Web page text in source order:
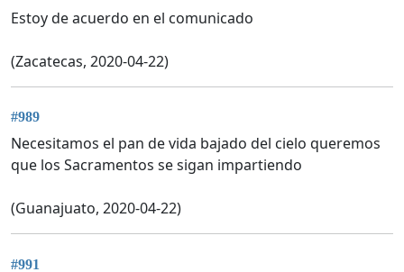
Estoy de acuerdo en el comunicado
(Zacatecas, 2020-04-22)
#989
Necesitamos el pan de vida bajado del cielo queremos
que los Sacramentos se sigan impartiendo
(Guanajuato, 2020-04-22)
#991